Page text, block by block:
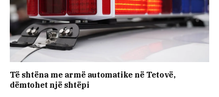
Të shtëna me armë automatike në Tetovë,
dëmtohet një shtëpi